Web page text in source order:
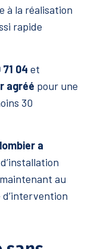
à la réalisation
rapide
04 et
agréé pour une
30
a
au
d’intervention